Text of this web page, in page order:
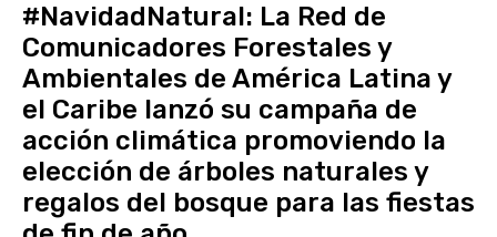
#NavidadNatural: La Red de
Comunicadores Forestales y
Ambientales de América Latina y
el Caribe lanzó su campaña de
acción climática promoviendo la
elección de árboles naturales y
regalos del bosque para las fiestas